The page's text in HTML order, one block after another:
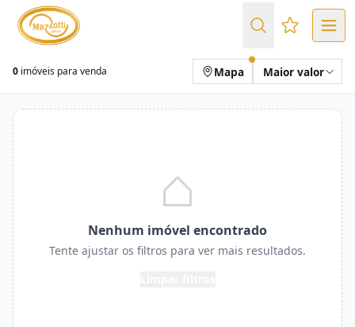
Favoritos
0 imóveis para venda Mapa Maior valor
Nenhum imóvel encontrado
Tente ajustar os filtros para ver mais resultados.